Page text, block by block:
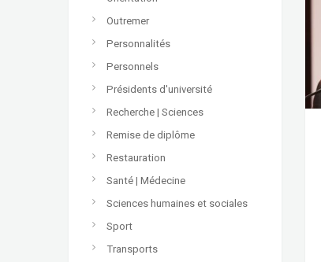
Outremer
Personnalités
Personnels
Présidents d'université
Recherche | Sciences
Remise de diplôme
Restauration
Santé | Médecine
Sciences humaines et sociales
Sport
Transports